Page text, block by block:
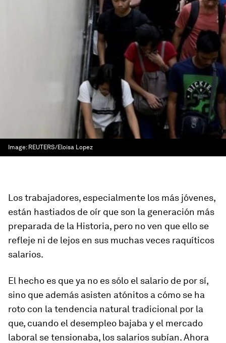
Image: REUTERS/Eloisa Lopez
Los trabajadores, especialmente los más jóvenes,
están hastiados de oír que son la generación más
preparada de la Historia, pero no ven que ello se
refleje ni de lejos en sus muchas veces raquíticos
salarios.
El hecho es que ya no es sólo el salario de por sí,
sino que además asisten atónitos a cómo se ha
roto con la tendencia natural tradicional por la
que, cuando el desempleo bajaba y el mercado
laboral se tensionaba, los salarios subían. Ahora